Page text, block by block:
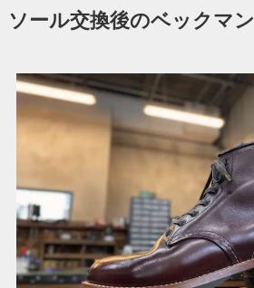
ソール交換後のベックマン